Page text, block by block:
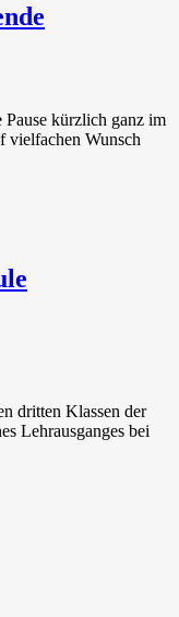
kürzlich ganz im
vielfachen Wunsch
dritten Klassen der
Lehrausganges bei